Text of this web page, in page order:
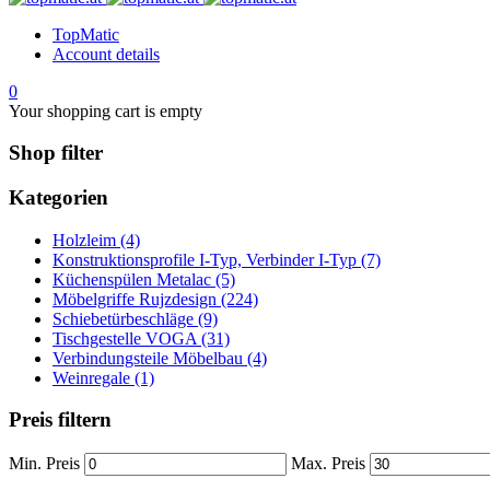
TopMatic
Account details
0
Your shopping cart is empty
Shop filter
Kategorien
Holzleim (4)
Konstruktionsprofile I-Typ, Verbinder I-Typ (7)
Küchenspülen Metalac (5)
Möbelgriffe Rujzdesign (224)
Schiebetürbeschläge (9)
Tischgestelle VOGA (31)
Verbindungsteile Möbelbau (4)
Weinregale (1)
Preis filtern
Min. Preis Max. Preis